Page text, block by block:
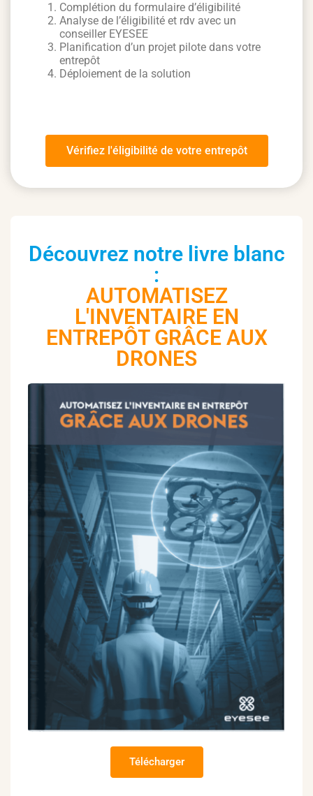
Complétion du formulaire d’éligibilité
Analyse de l’éligibilité et rdv avec un
conseiller EYESEE
Planification d’un projet pilote dans votre
entrepôt
Déploiement de la solution
Vérifiez l'éligibilité de votre entrepôt
Découvrez notre livre blanc
:
AUTOMATISEZ
L'INVENTAIRE EN
ENTREPÔT GRÂCE AUX
DRONES
Télécharger